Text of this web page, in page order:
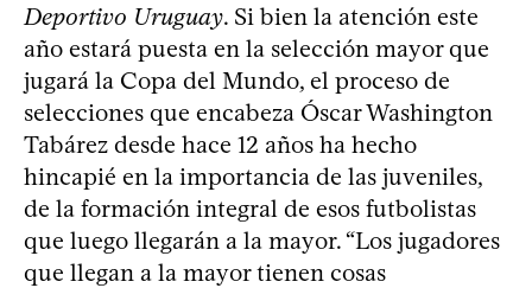
Deportivo Uruguay. Si bien la atención este
año estará puesta en la selección mayor que
jugará la Copa del Mundo, el proceso de
selecciones que encabeza Óscar Washington
Tabárez desde hace 12 años ha hecho
hincapié en la importancia de las juveniles,
de la formación integral de esos futbolistas
que luego llegarán a la mayor. “Los jugadores
que llegan a la mayor tienen cosas